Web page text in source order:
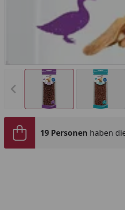
Vorheriges Bild anzeigen
19 Personen haben